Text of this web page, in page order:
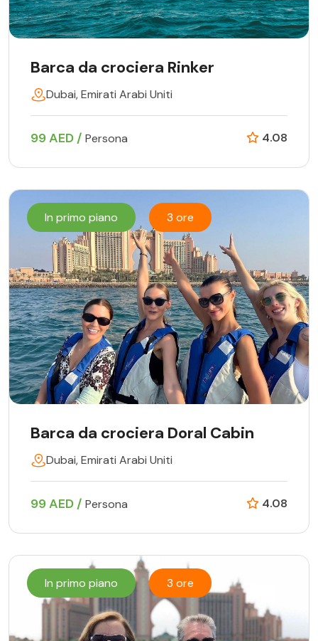
Barca da crociera Rinker
Dubai, Emirati Arabi Uniti
99 AED / Persona 4.08
In primo piano 3 ore
Barca da crociera Doral Cabin
Dubai, Emirati Arabi Uniti
99 AED / Persona 4.08
In primo piano 3 ore